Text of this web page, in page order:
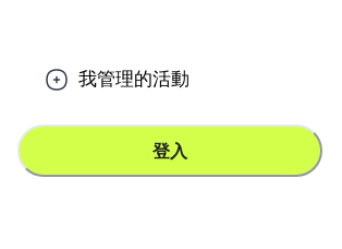
我管理的活動
登入